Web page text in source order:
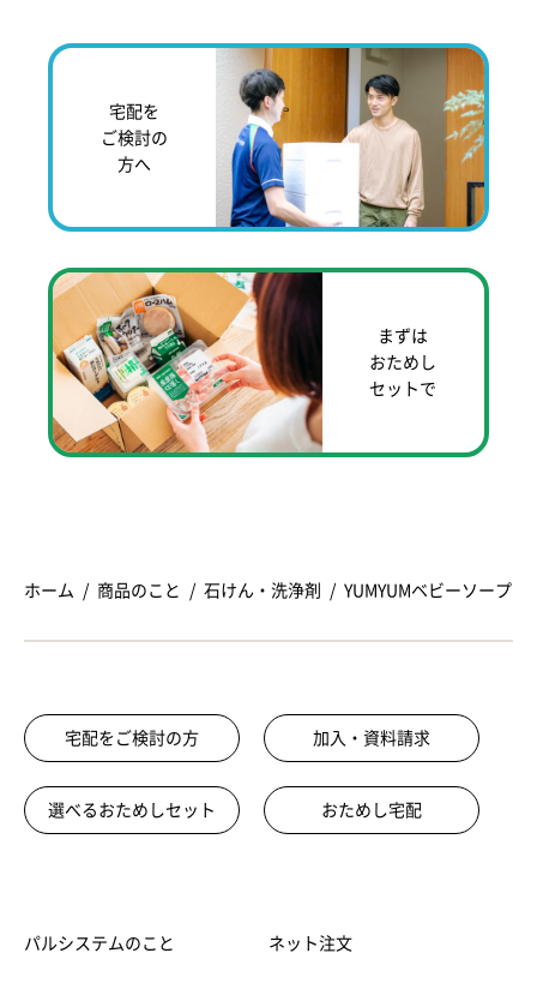
宅配を
ご検討の
方へ
まずは
おためし
セットで
ホーム 商品のこと 石けん・洗浄剤 YUMYUMベビーソープ
宅配をご検討の方 加入・資料請求
選べるおためしセット おためし宅配
パルシステムのこと ネット注文